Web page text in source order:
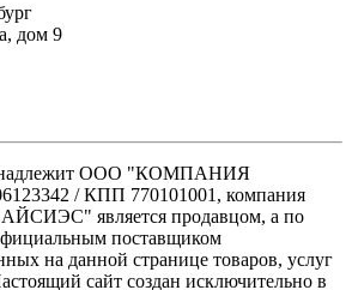
дом 9
ООО "КОМПАНИЯ
/ КПП 770101001, компания
является продавцом, а по
поставщиком
на данной странице товаров, услуг
сайт создан исключительно в